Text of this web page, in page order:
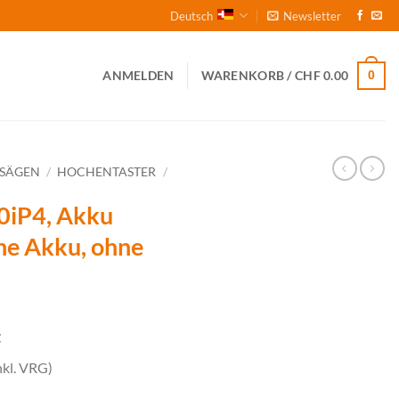
Deutsch Newsletter
ANMELDEN WARENKORB /CHF0.00 0
/ HOCHENTASTER
/
Akku
Akku, ohne
VRG)